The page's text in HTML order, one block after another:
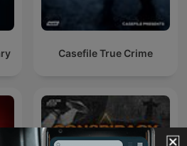
Casefile True Crime